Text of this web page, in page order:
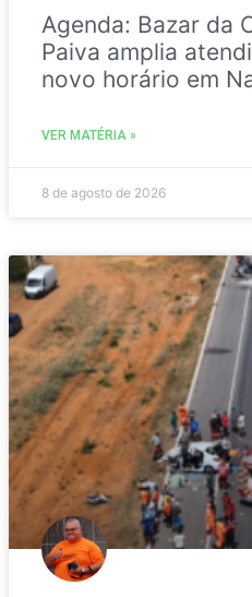
Agenda: Bazar da
Paiva amplia
novo horário em
VER MATÉRIA »
8 de agosto de 2026